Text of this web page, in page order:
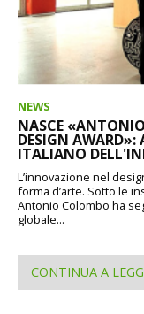
NEWS
NASCE
DESIGN AWARD»:
ITALIANO
L’innovazione nel
forma d’arte. Sotto le
Antonio Colombo ha
globale...
CONTINUA A